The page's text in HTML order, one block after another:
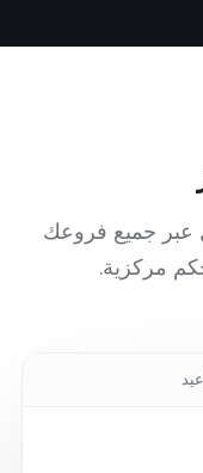
عبر جميع فروعك
مركزية.